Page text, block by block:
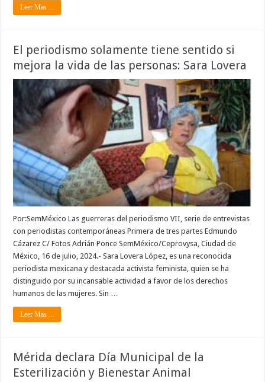
Leer Mas ...
El periodismo solamente tiene sentido si
mejora la vida de las personas: Sara Lovera
Por:SemMéxico Las guerreras del periodismo VII, serie de entrevistas
con periodistas contemporáneas Primera de tres partes Edmundo
Cázarez C/ Fotos Adrián Ponce SemMéxico/Ceprovysa, Ciudad de
México, 16 de julio, 2024.- Sara Lovera López, es una reconocida
periodista mexicana y destacada activista feminista, quien se ha
distinguido por su incansable actividad a favor de los derechos
humanos de las mujeres. Sin …
Leer Mas ...
Mérida declara Día Municipal de la
Esterilización y Bienestar Animal